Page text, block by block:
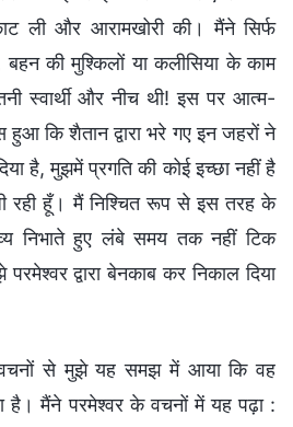
ली और आरामखोरी की। मैंने सिर्फ
की मुश्किलों या कलीसिया के काम
स्वार्थी और नीच थी! इस पर आत्म-
कि शैतान द्वारा भरे गए इन जहरों ने
है, मुझमें प्रगति की कोई इच्छा नहीं है
रही हूँ। मैं निश्चित रूप से इस तरह के
निभाते हुए लंबे समय तक नहीं टिक
द्वारा बेनकाब कर निकाल दिया
से मुझे यह समझ में आया कि वह
है। मैंने परमेश्वर के वचनों में यह पढ़ा :